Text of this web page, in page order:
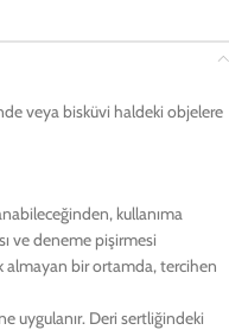
veya bisküvi haldeki objelere
kullanıma
ve deneme pişirmesi
almayan bir ortamda, tercihen
uygulanır. Deri sertliğindeki